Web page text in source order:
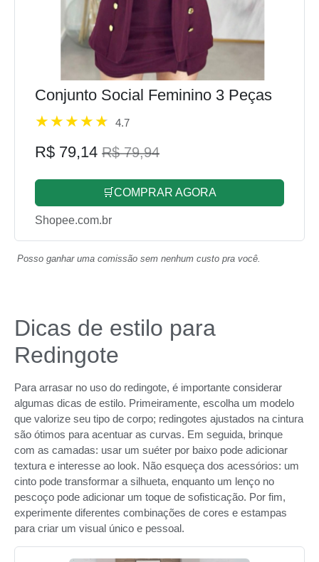
Conjunto Social Feminino 3 Peças
4.7
R$ 79,14 R$ 79,94
🛒COMPRAR AGORA
Shopee.com.br
Posso ganhar uma comissão sem nenhum custo pra você.
Dicas de estilo para
Redingote
Para arrasar no uso do redingote, é importante considerar
algumas dicas de estilo. Primeiramente, escolha um modelo
que valorize seu tipo de corpo; redingotes ajustados na cintura
são ótimos para acentuar as curvas. Em seguida, brinque
com as camadas: usar um suéter por baixo pode adicionar
textura e interesse ao look. Não esqueça dos acessórios: um
cinto pode transformar a silhueta, enquanto um lenço no
pescoço pode adicionar um toque de sofisticação. Por fim,
experimente diferentes combinações de cores e estampas
para criar um visual único e pessoal.